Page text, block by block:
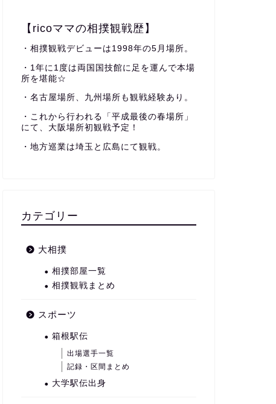
【ricoママの相撲観戦歴】
・相撲観戦デビューは1998年の5月場所。
・1年に1度は両国国技館に足を運んで本場
所を堪能☆
・名古屋場所、九州場所も観戦経験あり。
・これから行われる「平成最後の春場所」
にて、大阪場所初観戦予定！
・地方巡業は埼玉と広島にて観戦。
カテゴリー
大相撲
相撲部屋一覧
相撲観戦まとめ
スポーツ
箱根駅伝
出場選手一覧
記録・区間まとめ
大学駅伝出身